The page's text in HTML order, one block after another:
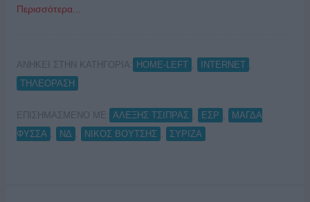
Περισσότερα...
ΑΝΗΚΕΙ ΣΤΗΝ ΚΑΤΗΓΟΡΙΑ: HOME-LEFT INTERNET
ΤΗΛΕΟΡΑΣΗ
ΕΠΙΣΗΜΑΣΜΕΝΟ ΜΕ: ΑΛΕΞΗΣ ΤΣΙΠΡΑΣ ΕΣΡ
ΜΑΓΔΑ
ΦΥΣΣΑ
ΝΔ ΝΙΚΟΣ ΒΟΥΤΣΗΣ ΣΥΡΙΖΑ